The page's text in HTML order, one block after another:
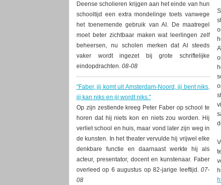
Deense scholieren krijgen aan het einde van hun
schooltijd een extra mondelinge toets vanwege
het toenemende gebruik van AI. De maatregel
moet beter zichtbaar maken wat leerlingen zelf
beheersen, nu scholen merken dat AI steeds
vaker wordt ingezet bij grote schriftelijke
eindopdrachten. 08-08
"Faber, jij komt uit Amsterdam-Noord, jij bent niks,
jij kan niks en jij wordt niks."
Op zijn zestiende kreeg Peter Faber op school te
horen dat hij niets kon en niets zou worden. Hij
verliet school en huis, maar vond later zijn weg in
de kunsten. In het theater vervulde hij vrijwel elke
denkbare functie en daarnaast werkte hij als
acteur, presentator, docent en kunstenaar. Faber
overleed op 6 augustus op 82-jarige leeftijd. 07-
08